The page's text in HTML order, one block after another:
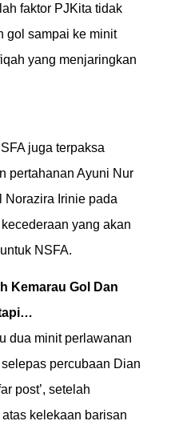
faktor PJKita tidak
gol sampai ke minit
yang menjaringkan
juga terpaksa
pertahanan Ayuni Nur
Norazira Irinie pada
yang akan
NSFA.
Kemarau Gol Dan
dua minit perlawanan
percubaan Dian
post’, setelah
kelekaan barisan